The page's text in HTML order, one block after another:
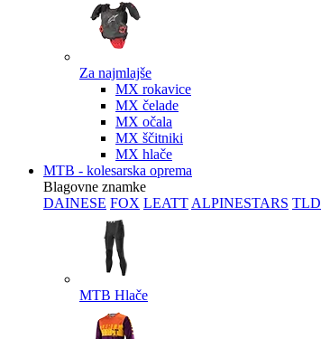
Za najmlajše
MX rokavice
MX čelade
MX očala
MX ščitniki
MX hlače
MTB - kolesarska oprema
Blagovne znamke
DAINESE FOX LEATT ALPINESTARS TLD
MTB Hlače